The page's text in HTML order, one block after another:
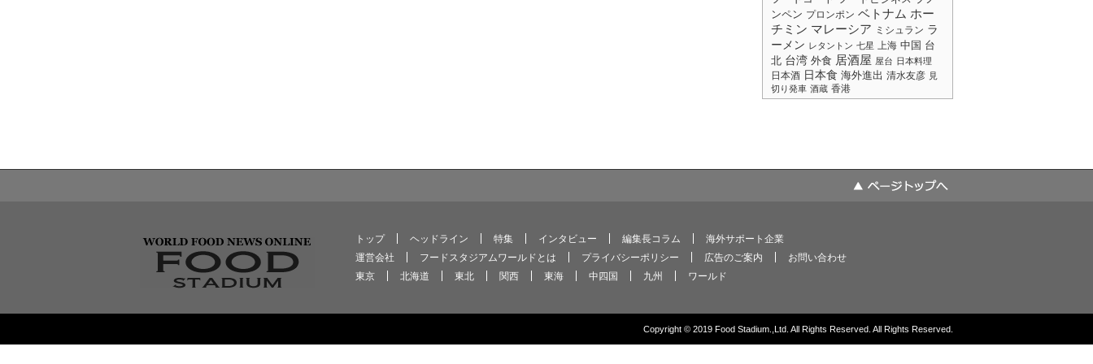
ンペン プロンポン ベトナム ホー
チミン マレーシア ミシュラン ラ
ーメン レタントン 七星 上海 中国 台
北 台湾 外食 居酒屋 屋台 日本料理
日本酒 日本食 海外進出 清水友彦 見
切り発車 酒蔵 香港
トップ ヘッドライン 特集 インタビュー 編集長コラム
海外サポート企業
運営会社
フードスタジアムワールドとは プライバシーポリシー 広告のご案内
お問い合わせ
東京
北海道 東北 関西 東海 中四国 九州 ワールド
Copyright © 2019 Food Stadium.,Ltd. All Rights Reserved. All Rights Reserved.